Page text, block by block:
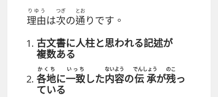
理由
りゆう
は次
つぎ
の通
とお
りです。
古文書に人柱と思われる記述が
複数ある
各地
かくち
に一致
いっち
した内容
ないよう
の伝承
でんしょう
が残
のこ
っ
ている